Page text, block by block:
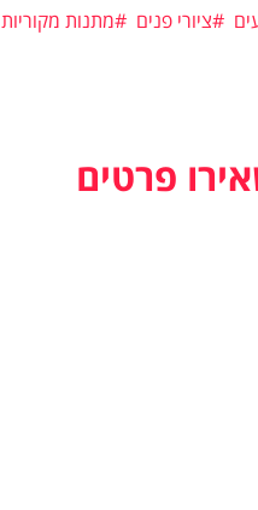
#ציורי פנים #מתנות מקוריות
פרטים